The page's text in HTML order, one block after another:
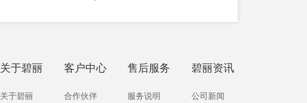
关于碧丽
关于碧丽
客户中心
合作伙伴
售后服务
服务说明
碧丽资讯
公司新闻